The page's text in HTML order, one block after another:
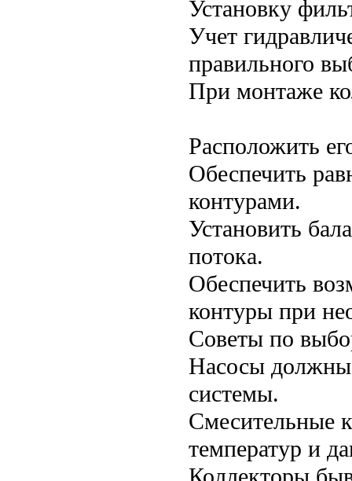
Установку
Учет
правильного
При монтаже
Расположить
Обеспечить
контурами.
Установить
потока.
Обеспечить
контуры при
Советы по
Насосы должны
системы.
Смесительные
температур и